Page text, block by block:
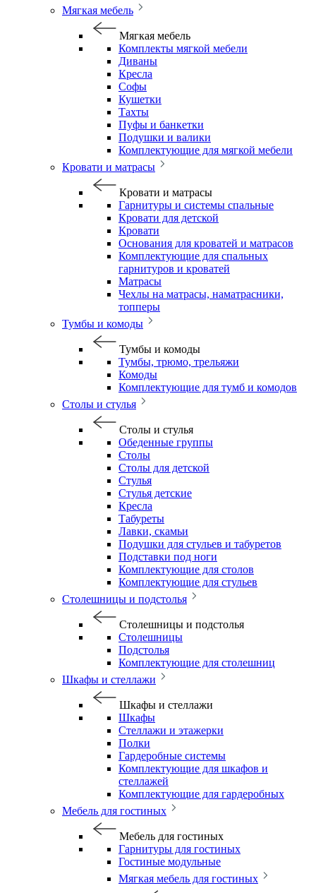
Мягкая мебель
Мягкая мебель
Комплекты мягкой мебели
Диваны
Кресла
Софы
Кушетки
Тахты
Пуфы и банкетки
Подушки и валики
Комплектующие для мягкой мебели
Кровати и матрасы
Кровати и матрасы
Гарнитуры и системы спальные
Кровати для детской
Кровати
Основания для кроватей и матрасов
Комплектующие для спальных
гарнитуров и кроватей
Матрасы
Чехлы на матрасы, наматрасники,
топперы
Тумбы и комоды
Тумбы и комоды
Тумбы, трюмо, трельяжи
Комоды
Комплектующие для тумб и комодов
Столы и стулья
Столы и стулья
Обеденные группы
Столы
Столы для детской
Стулья
Стулья детские
Кресла
Табуреты
Лавки, скамьи
Подушки для стульев и табуретов
Подставки под ноги
Комплектующие для столов
Комплектующие для стульев
Столешницы и подстолья
Столешницы и подстолья
Столешницы
Подстолья
Комплектующие для столешниц
Шкафы и стеллажи
Шкафы и стеллажи
Шкафы
Стеллажи и этажерки
Полки
Гардеробные системы
Комплектующие для шкафов и
стеллажей
Комплектующие для гардеробных
Мебель для гостиных
Мебель для гостиных
Гарнитуры для гостиных
Гостиные модульные
Мягкая мебель для гостиных